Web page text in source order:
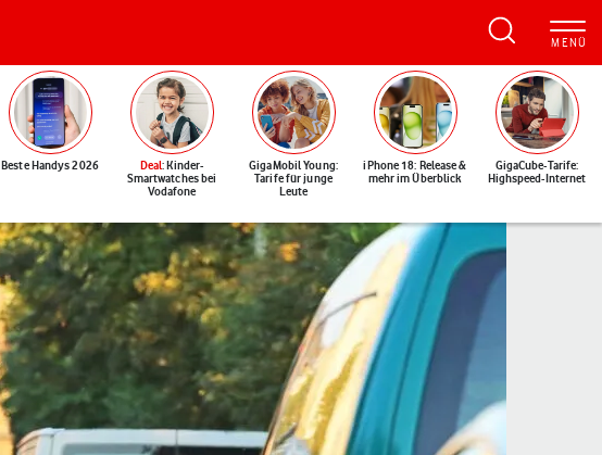
Beste Handys 2026 Deal: Kinder-
Smartwatches bei
Vodafone
GigaMobil Young:
Tarife für junge
Leute
iPhone 18: Release &
mehr im Überblick
GigaCube-Tarife:
Highspeed-Internet